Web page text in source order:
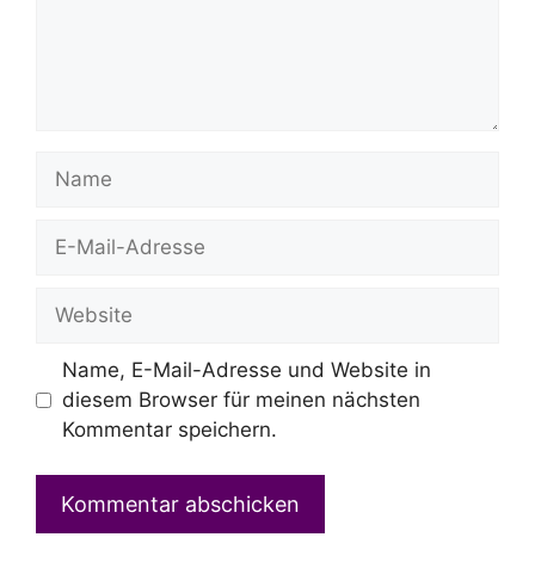
Mail-
Name, E-Mail-Adresse und Website in
diesem Browser für meinen nächsten
Kommentar speichern.